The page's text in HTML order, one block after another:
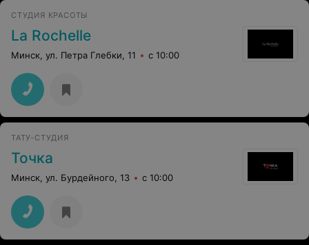
СТУДИЯ КРАСОТЫ
La Rochelle
Минск, ул. Петра Глебки, 11 с 10:00
ТАТУ-СТУДИЯ
Точка
Минск, ул. Бурдейного, 13 с 10:00